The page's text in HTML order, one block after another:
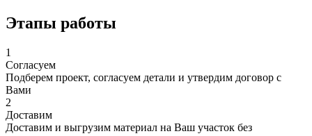
Этапы работы
1
Согласуем
Подберем проект, согласуем детали и утвердим договор с
Вами
2
Доставим
Доставим и выгрузим материал на Ваш участок без